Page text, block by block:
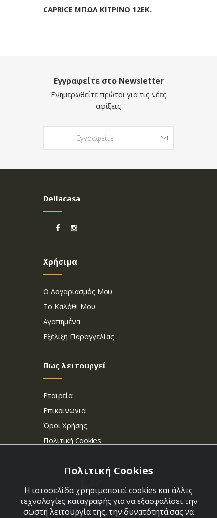
CAPRICE ΜΠΩΛ ΚΙΤΡΙΝΟ 12ΕΚ.
Εγγραφείτε στο Newsletter
Ενημερωθείτε πρώτοι για τις νέες
αφίξεις
Dellacasa
Χρήσιμα
Ο Λογαριασμός Μου
Το Καλάθι Μου
Αγαπημένα
Εξέλιξη Παραγγελίας
Πως λειτουργεί
Εταιρεία
Επικοινωνια
Όροι Χρήσης
Πολιτική Cookies
Πολιτική Cookies
Η ιστοσελίδα χρησιμοποιεί cookies και άλλες
τεχνολογίες καταγραφής για να εξασφαλίσει την
σωστή λειτουργία της, την δυνατότητά σας να